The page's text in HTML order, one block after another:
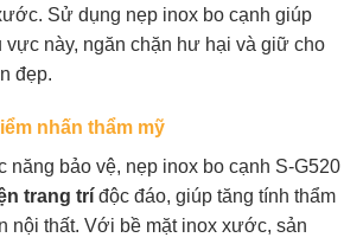
Sử dụng nẹp inox bo cạnh giúp
vực này, ngăn chặn hư hại và giữ cho
đẹp.
nhấn thẩm mỹ
năng bảo vệ, nẹp inox bo cạnh S-G520
trang trí độc đáo, giúp tăng tính thẩm
nội thất. Với bề mặt inox xước, sản